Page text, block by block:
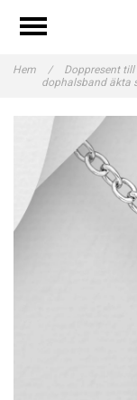
Hem / Doppresent till
dophalsband äkta